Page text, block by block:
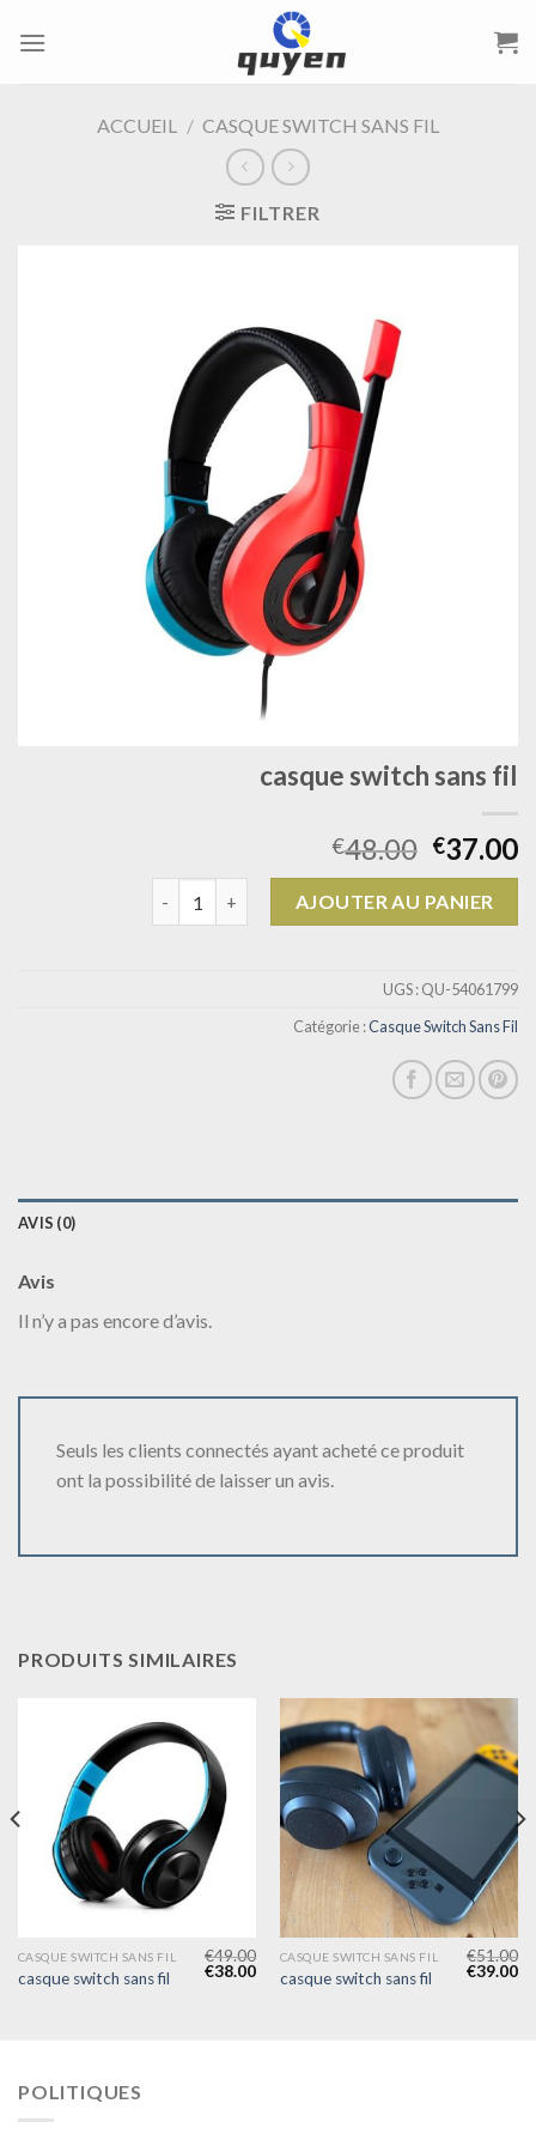
ACCUEIL / CASQUE SWITCH SANS FIL
FILTRER
casque switch sans fil
€48.00 €37.00
AJOUTER AU PANIER
UGS :QU-54061799
Catégorie :Casque Switch Sans Fil
AVIS (0)
Avis
Il n’y a pas encore d’avis.
Seuls les clients connectés ayant acheté ce produit
ont la possibilité de laisser un avis.
PRODUITS SIMILAIRES
CASQUE SWITCH SANS FIL
casque switch sans fil
€49.00
€38.00
CASQUE SWITCH SANS FIL
casque switch sans fil
€51.00
€39.00
POLITIQUES